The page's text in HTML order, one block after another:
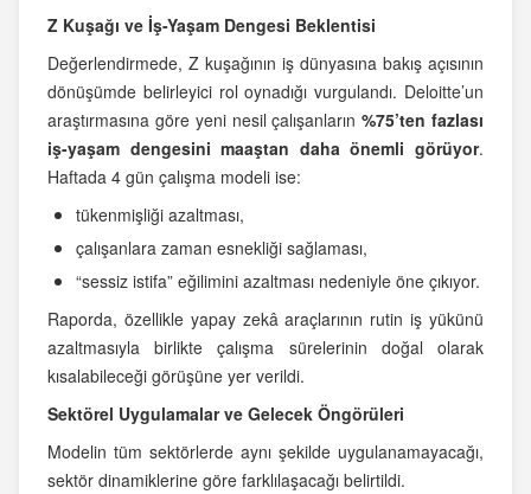
Z Kuşağı ve İş-Yaşam Dengesi Beklentisi
Değerlendirmede, Z kuşağının iş dünyasına bakış açısının
dönüşümde belirleyici rol oynadığı vurgulandı. Deloitte’un
araştırmasına göre yeni nesil çalışanların%75’ten fazlası
iş-yaşam dengesini maaştan daha önemli görüyor.
Haftada 4 gün çalışma modeli ise:
tükenmişliği azaltması,
çalışanlara zaman esnekliği sağlaması,
“sessiz istifa” eğilimini azaltması nedeniyle öne çıkıyor.
Raporda, özellikle yapay zekâ araçlarının rutin iş yükünü
azaltmasıyla birlikte çalışma sürelerinin doğal olarak
kısalabileceği görüşüne yer verildi.
Sektörel Uygulamalar ve Gelecek Öngörüleri
Modelin tüm sektörlerde aynı şekilde uygulanamayacağı,
sektör dinamiklerine göre farklılaşacağı belirtildi.